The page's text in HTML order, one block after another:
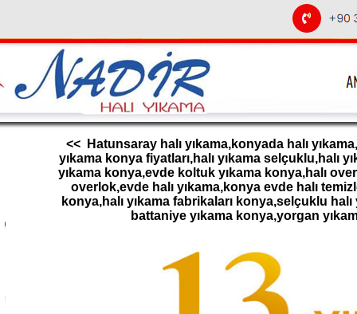
<< Hatunsaray halı yıkama,konyada halı
yıkama konya fiyatları,halı yıkama selçuklu,halı
yıkama konya,evde koltuk yıkama konya,halı
overlok,evde halı yıkama,konya evde halı
konya,halı yıkama fabrikaları konya,selçuklu
battaniye yıkama konya,yorgan